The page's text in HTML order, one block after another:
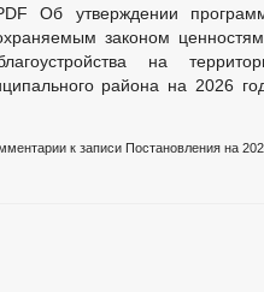
Об утверждении
законом
на
района на 2026
к записи Постановления на